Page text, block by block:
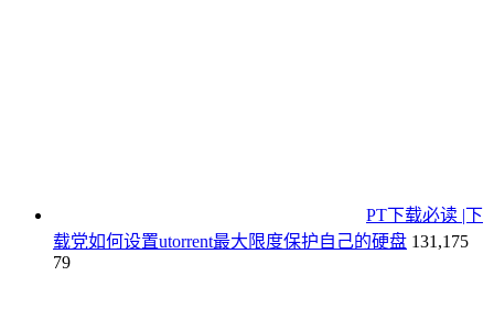
PT下载必读 |下
载党如何设置utorrent最大限度保护自己的硬盘 131,175
79